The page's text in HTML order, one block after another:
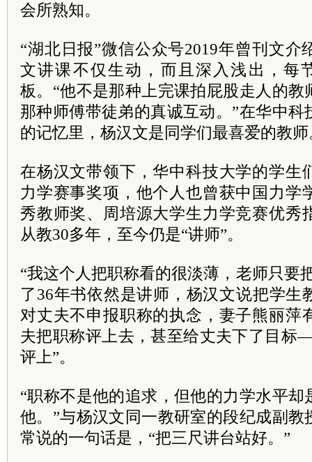
会所熟知。
“湖北日报”微信公众号2019年曾刊文介
文讲课不仅生动，而且深入浅出，每
板。“他不是那种上完课拍屁股走人的
那种师傅带徒弟的真诚互动。”在华中
的记忆里，杨汉文是同学们最喜爱的教师
在杨汉文带领下，华中科技大学的学生
力学赛事奖项，他个人也曾获中国力学
秀教师奖、周培源大学生力学竞赛优秀
从教30多年，至今仍是“讲师”。
“我这个人把职称看的很淡薄，老师只要
了36年书依然是讲师，杨汉文说把学生
对丈夫不申报职称的执念，妻子熊丽萍
夫把职称评上去，甚至给丈夫下了目标
评上”。
“职称不是他的追求，但他的力学水平
他。”与杨汉文同一教研室的段纪成副
常说的一句话是，“把三尺讲台站好。”